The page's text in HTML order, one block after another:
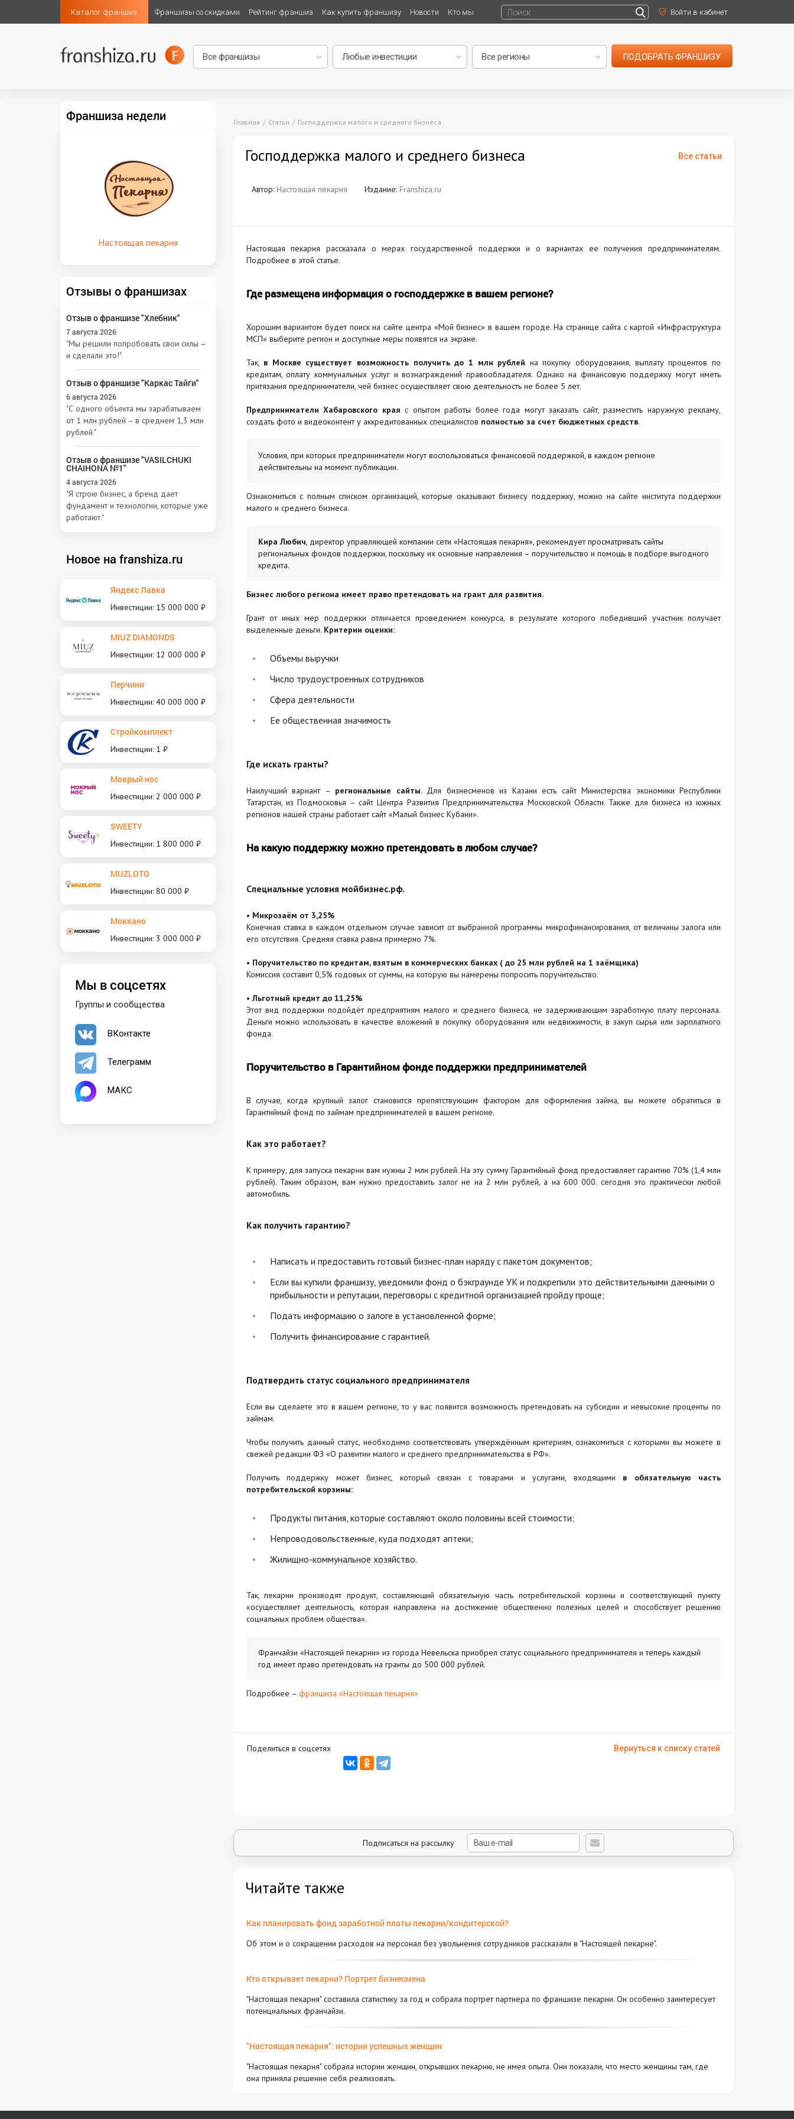
Каталог франшиз Франшизы со скидками Рейтинг франшиз Как купить франшизу Новости Кто мы Войти в кабинет
ПОДОБРАТЬ ФРАНШИЗУ
Главная Статьи Господдержка малого и среднего бизнеса
Все статьи
Господдержка малого и среднего бизнеса
Автор: Настоящая пекарня Издание: Franshiza.ru
Настоящая пекарня рассказала о мерах государственной поддержки и о вариантах ее получения предпринимателям.
Подробнее в этой статье.
Где размещена информация о господдержке в вашем регионе?
Хорошим вариантом будет поиск на сайте центра «Мой бизнес» в вашем городе. На странице сайта с картой «Инфраструктура
МСП» выберите регион и доступные меры появятся на экране.
Так, в Москве существует возможность получить до 1 млн рублей на покупку оборудования, выплату процентов по
кредитам, оплату коммунальных услуг и вознаграждений правообладателя. Однако на финансовую поддержку могут иметь
притязания предприниматели, чей бизнес осуществляет свою деятельность не более 5 лет.
Предприниматели Хабаровского края с опытом работы более года могут заказать сайт, разместить наружную рекламу,
создать фото и видеоконтент у аккредитованных специалистов полностью за счет бюджетных средств.
Условия, при которых предприниматели могут воспользоваться финансовой поддержкой, в каждом регионе
действительны на момент публикации.
Ознакомиться с полным списком организаций, которые оказывают бизнесу поддержку, можно на сайте института поддержки
малого и среднего бизнеса.
Кира Любич , директор управляющей компании сети «Настоящая пекарня», рекомендует просматривать сайты
региональных фондов поддержки, поскольку их основные направления – поручительство и помощь в подборе выгодного
кредита.
Бизнес любого региона имеет право претендовать на грант для развития.
Грант от иных мер поддержки отличается проведением конкурса, в результате которого победивший участник получает
выделенные деньги. Критерии оценки:
Объемы выручки
Число трудоустроенных сотрудников
Сфера деятельности
Ее общественная значимость
Где искать гранты?
Наилучший вариант – региональные сайты. Для бизнесменов из Казани есть сайт Министерства экономики Республики
Татарстан, из Подмосковья – сайт Центра Развития Предпринимательства Московской Области. Также для бизнеса из южных
регионов нашей страны работает сайт «Малый бизнес Кубани».
На какую поддержку можно претендовать в любом случае?
Специальные условия мойбизнес.рф.
• Микрозаём от 3,25%
Конечная ставка в каждом отдельном случае зависит от выбранной программы микрофинансирования, от величины залога или
его отсутствия. Средняя ставка равна примерно 7%.
• Поручительство по кредитам, взятым в коммерческих банках ( до 25 млн рублей на 1 заёмщика)
Комиссия составит 0,5% годовых от суммы, на которую вы намерены попросить поручительство.
• Льготный кредит до 11,25%
Этот вид поддержки подойдёт предприятиям малого и среднего бизнеса, не задерживающим заработную плату персонала.
Деньги можно использовать в качестве вложений в покупку оборудования или недвижимости, в закуп сырья или зарплатного
фонда.
Поручительство в Гарантийном фонде поддержки предпринимателей
В случае, когда крупный залог становится препятствующим фактором для оформления займа, вы можете обратиться в
Гарантийный фонд по займам предпринимателей в вашем регионе.
Как это работает?
К примеру, для запуска пекарни вам нужны 2 млн рублей. На эту сумму Гарантийный фонд предоставляет гарантию 70% (1,4 млн
рублей). Таким образом, вам нужно предоставить залог не на 2 млн рублей, а на 600 000. сегодня это практически любой
автомобиль.
Как получить гарантию?
Написать и предоставить готовый бизнес-план наряду с пакетом документов;
Если вы купили франшизу, уведомили фонд о бэкграунде УК и подкрепили это действительными данными о
прибыльности и репутации, переговоры с кредитной организацией пройду проще;
Подать информацию о залоге в установленной форме;
Получить финансирование с гарантией.
Подтвердить статус социального предпринимателя
Если вы сделаете это в вашем регионе, то у вас появится возможность претендовать на субсидии и невысокие проценты по
займам.
Чтобы получить данный статус, необходимо соответствовать утверждённым критериям, ознакомиться с которыми вы можете в
свежей редакции ФЗ «О развитии малого и среднего предпринимательства в РФ».
Получить поддержку может бизнес, который связан с товарами и услугами, входящими в обязательную часть
потребительской корзины:
Продукты питания, которые составляют около половины всей стоимости;
Непроводовольственные, куда подходят аптеки;
Жилищно-коммунальное хозяйство.
Так, пекарни производят продукт, составляющий обязательную часть потребительской корзины и соответствующий пункту
«осуществляет деятельность, которая направлена на достижение общественно полезных целей и способствует решению
социальных проблем общества».
Франчайзи «Настоящей пекарни» из города Невельска приобрел статус социального предпринимателя и теперь каждый
год имеет право претендовать на гранты до 500 000 рублей.
Подробнее – франшиза «Настоящая пекарня»
Поделиться в соцсетях Вернуться к списку статей
Подписаться на рассылку
Читайте также
Как планировать фонд заработной платы пекарни/кондитерской?
Об этом и о сокращении расходов на персонал без увольнения сотрудников рассказали в "Настоящей пекарне".
Кто открывает пекарни? Портрет бизнесмена
"Настоящая пекарня" составила статистику за год и собрала портрет партнера по франшизе пекарни. Он особенно заинтересует
потенциальных франчайзи.
"Настоящая пекарня": истории успешных женщин
"Настоящая пекарня" собрала истории женщин, открывших пекарню, не имея опыта. Они показали, что место женщины там, где
она приняла решение себя реализовать.
Франшиза недели
Настоящая пекарня
Отзывы о франшизах
Отзыв о франшизе "Хлебник"
7 августа 2026
"Мы решили попробовать свои силы –
и сделали это!"
Отзыв о франшизе "Каркас Тайги"
6 августа 2026
"С одного объекта мы зарабатываем
от 1 млн рублей – в среднем 1,3 млн
рублей."
Отзыв о франшизе "VASILCHUKI
CHAIHONA №1"
4 августа 2026
"Я строю бизнес, а бренд дает
фундамент и технологии, которые уже
работают."
Новое на franshiza.ru
Яндекс Лавка
Инвестиции: 15 000 000 ₽
MIUZ DIAMONDS
Инвестиции: 12 000 000 ₽
Перчини
Инвестиции: 40 000 000 ₽
Стройкомплект
Инвестиции: 1 ₽
Мокрый нос
Инвестиции: 2 000 000 ₽
SWEETY
Инвестиции: 1 800 000 ₽
MUZLOTO
Инвестиции: 80 000 ₽
Моккано
Инвестиции: 3 000 000 ₽
Мы в соцсетях
Группы и сообщества
ВКонтакте
Телеграмм
МАКС